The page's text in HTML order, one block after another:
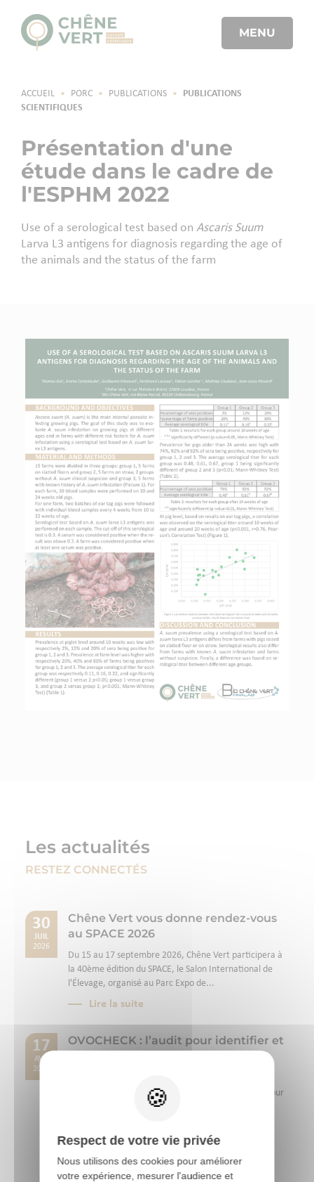
MENU
ACCUEIL • PORC • PUBLICATIONS •
PUBLICATIONS
SCIENTIFIQUES
Présentation d'une
étude dans le cadre de
l'ESPHM 2022
Use of a serological test based on Ascaris Suum
Larva L3 antigens for diagnosis regarding the age of
the animals and the status of the farm
Les actualités
RESTEZ CONNECTÉS
30
JUIL
2026
Chêne Vert vous donne rendez-vous
au SPACE 2026
Du 15 au 17 septembre 2026, Chêne Vert participera à
la 40ème édition du SPACE, le Salon International de
l'Élevage, organisé au Parc Expo de...
Lire la suite
17
AVR
2026
OVOCHECK : l’audit pour identifier et
OVOCHECK est un audit technique innovant conçu pour
améliorer la qualité des œufs en élevage avicole. En
Lire la suite
Respect de votre vie privée
Nous utilisons des cookies pour améliorer
votre expérience, mesurer l'audience et